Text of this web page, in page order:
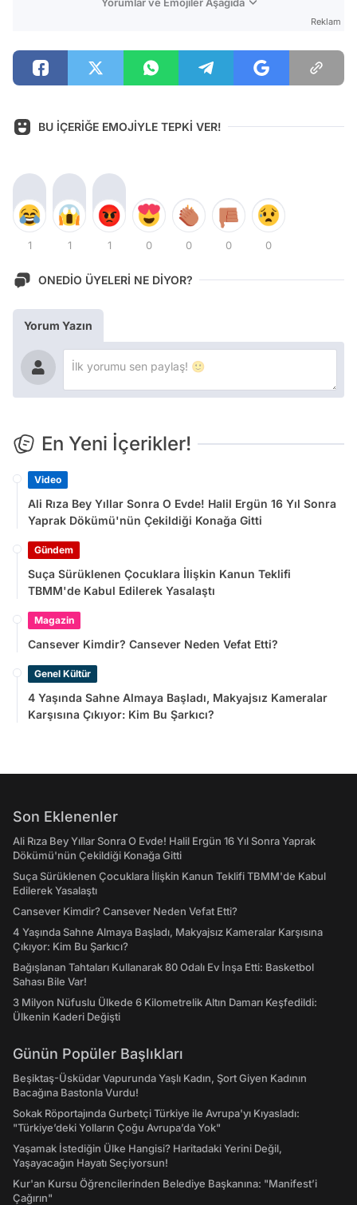
Reklam
BU İÇERİĞE EMOJİYLE TEPKİ VER!
1 1 1 0 0 0 0
ONEDİO ÜYELERİ NE DİYOR?
Yorum Yazın
En Yeni İçerikler!
Video
Ali Rıza Bey Yıllar Sonra O Evde! Halil Ergün 16 Yıl Sonra
Yaprak Dökümü'nün Çekildiği Konağa Gitti
Gündem
Suça Sürüklenen Çocuklara İlişkin Kanun Teklifi
TBMM'de Kabul Edilerek Yasalaştı
Magazin
Cansever Kimdir? Cansever Neden Vefat Etti?
Genel Kültür
4 Yaşında Sahne Almaya Başladı, Makyajsız Kameralar
Karşısına Çıkıyor: Kim Bu Şarkıcı?
Son Eklenenler
Ali Rıza Bey Yıllar Sonra O Evde! Halil Ergün 16 Yıl Sonra Yaprak
Dökümü'nün Çekildiği Konağa Gitti
Suça Sürüklenen Çocuklara İlişkin Kanun Teklifi TBMM'de Kabul
Edilerek Yasalaştı
Cansever Kimdir? Cansever Neden Vefat Etti?
4 Yaşında Sahne Almaya Başladı, Makyajsız Kameralar Karşısına
Çıkıyor: Kim Bu Şarkıcı?
Bağışlanan Tahtaları Kullanarak 80 Odalı Ev İnşa Etti: Basketbol
Sahası Bile Var!
3 Milyon Nüfuslu Ülkede 6 Kilometrelik Altın Damarı Keşfedildi:
Ülkenin Kaderi Değişti
Günün Popüler Başlıkları
Beşiktaş-Üsküdar Vapurunda Yaşlı Kadın, Şort Giyen Kadının
Bacağına Bastonla Vurdu!
Sokak Röportajında Gurbetçi Türkiye ile Avrupa'yı Kıyasladı:
"Türkiye’deki Yolların Çoğu Avrupa’da Yok"
Yaşamak İstediğin Ülke Hangisi? Haritadaki Yerini Değil,
Yaşayacağın Hayatı Seçiyorsun!
Kur'an Kursu Öğrencilerinden Belediye Başkanına: "Manifest’i
Çağırın"